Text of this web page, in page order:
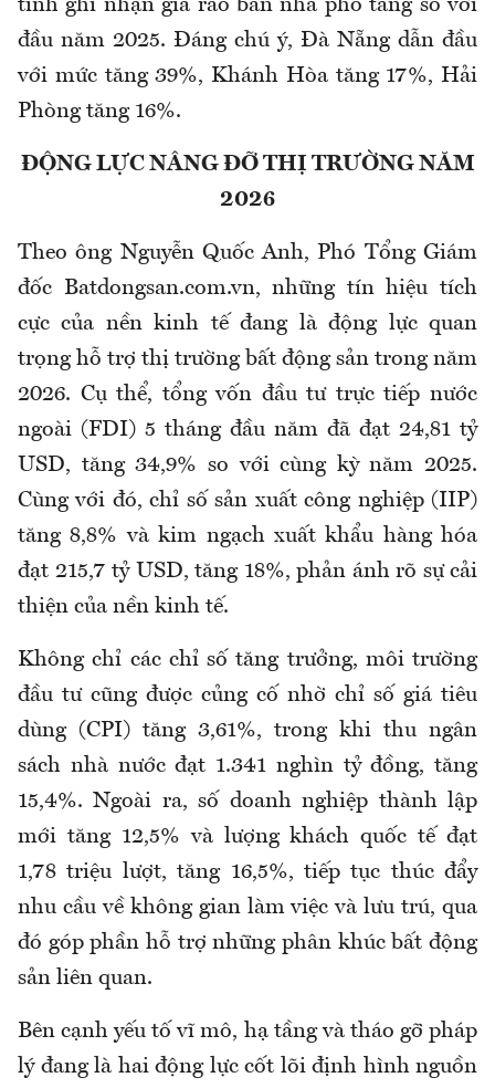
tỉnh ghi nhận giá rao bán nhà phố tăng so với
đầu năm 2025. Đáng chú ý, Đà Nẵng dẫn đầu
với mức tăng 39%, Khánh Hòa tăng 17%, Hải
Phòng tăng 16%.
ĐỘNG LỰC NÂNG ĐỠ THỊ TRƯỜNG NĂM
2026
Theo ông Nguyễn Quốc Anh, Phó Tổng Giám
đốc Batdongsan.com.vn, những tín hiệu tích
cực của nền kinh tế đang là động lực quan
trọng hỗ trợ thị trường bất động sản trong năm
2026. Cụ thể, tổng vốn đầu tư trực tiếp nước
ngoài (FDI) 5 tháng đầu năm đã đạt 24,81 tỷ
USD, tăng 34,9% so với cùng kỳ năm 2025.
Cùng với đó, chỉ số sản xuất công nghiệp (IIP)
tăng 8,8% và kim ngạch xuất khẩu hàng hóa
đạt 215,7 tỷ USD, tăng 18%, phản ánh rõ sự cải
thiện của nền kinh tế.
Không chỉ các chỉ số tăng trưởng, môi trường
đầu tư cũng được củng cố nhờ chỉ số giá tiêu
dùng (CPI) tăng 3,61%, trong khi thu ngân
sách nhà nước đạt 1.341 nghìn tỷ đồng, tăng
15,4%. Ngoài ra, số doanh nghiệp thành lập
mới tăng 12,5% và lượng khách quốc tế đạt
1,78 triệu lượt, tăng 16,5%, tiếp tục thúc đẩy
nhu cầu về không gian làm việc và lưu trú, qua
đó góp phần hỗ trợ những phân khúc bất động
sản liên quan.
Bên cạnh yếu tố vĩ mô, hạ tầng và tháo gỡ pháp
lý đang là hai động lực cốt lõi định hình nguồn